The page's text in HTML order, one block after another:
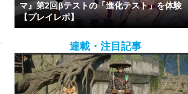
マ』第2回βテストの「進化テスト」を体験
【プレイレポ】
連載・注目記事